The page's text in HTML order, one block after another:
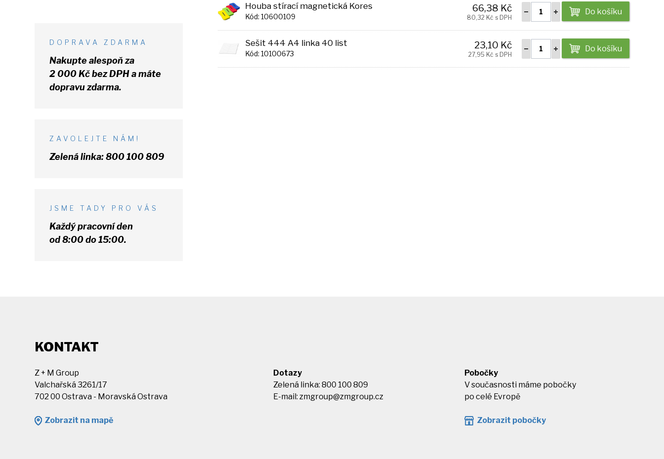
Houba stírací magnetická Kores
Kód: 10600109
Do košíku
66,38 Kč
80,32 Kč s DPH
Sešit 444 A4 linka 40 list
Kód: 10100673
Do košíku
23,10 Kč
27,95 Kč s DPH
DOPRAVA ZDARMA
Nakupte alespoň za
2 000 Kčbez DPHa máte
dopravu zdarma.
ZAVOLEJTE NÁM!
Zelená linka:800 100 809
JSME TADY PRO VÁS
Každý pracovní den
od 8:00 do 15:00.
KONTAKT
Z + M Group
Valchařská 3261/17
702 00 Ostrava - Moravská Ostrava
Zobrazit na mapě
Dotazy
Zelená linka: 800 100 809
E-mail:zmgroup@zmgroup.cz
Pobočky
V současnosti máme pobočky
po celé Evropě
Zobrazit pobočky